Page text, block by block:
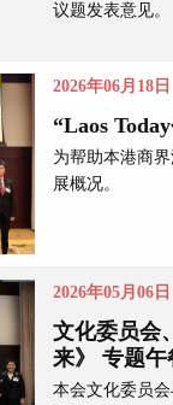
议题发表意见。
2026年06月18日
“Laos
为帮助本港商
展概况。
2026年05月06日
文化委员会
来》 专题午
本会文化委员